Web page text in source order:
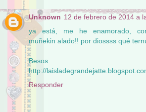
Unknown 12 de febrero de 2014 a
ya está, me he enamorado,
muñekin alado!! por diossss qué
Besos
http://
Responder